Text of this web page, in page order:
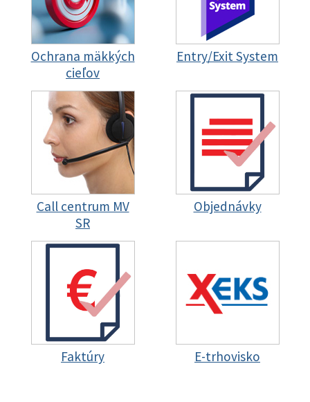
Ochrana mäkkých
cieľov
Entry/Exit System
Call centrum MV
SR
Objednávky
Faktúry E-trhovisko